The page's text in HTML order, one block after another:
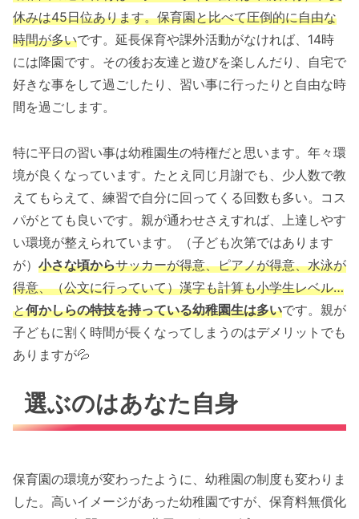
休みは45日位あります。保育園と比べて圧倒的に自由な
時間が多いです。延長保育や課外活動がなければ、14時
には降園です。その後お友達と遊びを楽しんだり、自宅で
好きな事をして過ごしたり、習い事に行ったりと自由な時
間を過ごします。
特に平日の習い事は幼稚園生の特権だと思います。年々環
境が良くなっています。たとえ同じ月謝でも、少人数で教
えてもらえて、練習で自分に回ってくる回数も多い。コス
パがとても良いです。親が通わせさえすれば、上達しやす
い環境が整えられています。（子ども次第ではあります
が） 小さな頃からサッカーが得意、ピアノが得意、水泳が
得意、（公文に行っていて）漢字も計算も小学生レベル…
と何かしらの特技を持っている幼稚園生は多いです。親が
子どもに割く時間が長くなってしまうのはデメリットでも
ありますが💦
選ぶのはあなた自身
保育園の環境が変わったように、幼稚園の制度も変わりま
した。高いイメージがあった幼稚園ですが、保育料無償化